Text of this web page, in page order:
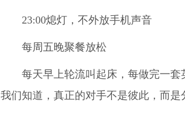
23:00熄灯，不外放手机声音
每周五晚聚餐放松
每天早上轮流叫起床，每做完一
我们知道，真正的对手不是彼此，而是